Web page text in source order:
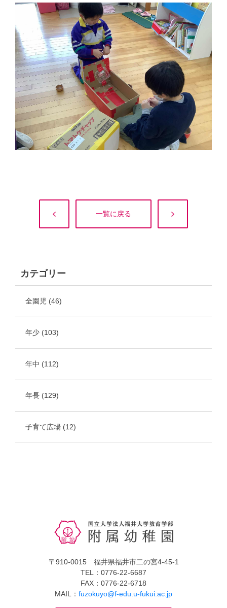
一覧に戻る
カテゴリー
全園児 (46)
年少 (103)
年中 (112)
年長 (129)
子育て広場 (12)
〒910-0015 福井県福井市二の宮4-45-1
TEL：0776-22-6687
FAX：0776-22-6718
MAIL： fuzokuyo@f-edu.u-fukui.ac.jp